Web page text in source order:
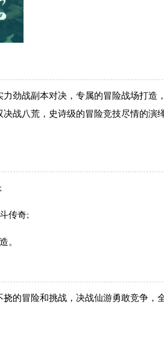
劲战副本对决，专属的冒险战场打造
战八荒，史诗级的冒险竞技尽情的演
传奇;
。
的冒险和挑战，决战仙游勇敢竞争，